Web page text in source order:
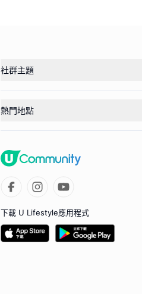
社群主題
熱門地點
下載 U Lifestyle應用程式